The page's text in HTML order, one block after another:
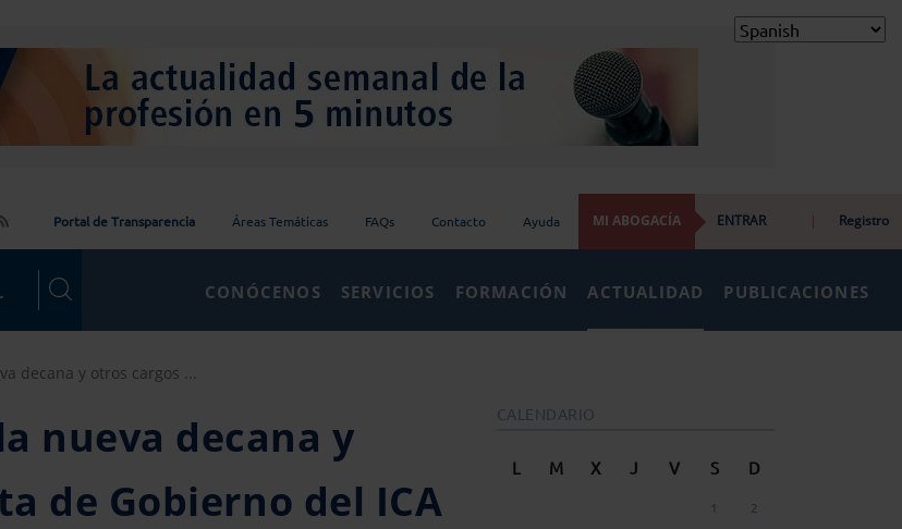
Portal de Transparencia Áreas Temáticas FAQs Contacto Ayuda MI ABOGACÍA ENTRAR | Registro
CONÓCENOS SERVICIOS FORMACIÓN ACTUALIDAD PUBLICACIONES
decana y otros cargos ...
nueva decana y
de Gobierno del ICA
CALENDARIO
L M X J V S D
1 2